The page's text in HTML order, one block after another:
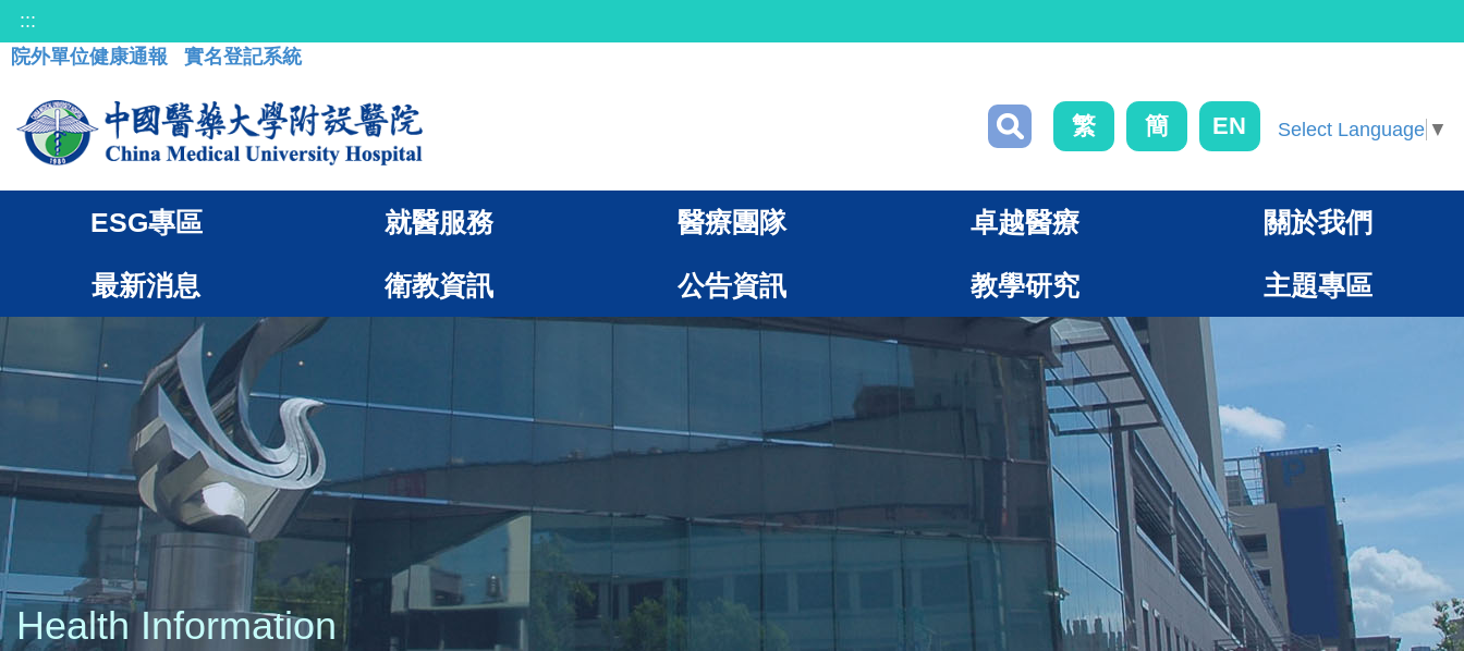
:::
院外單位健康通報
實名登記系統
繁 簡 EN Select Language ▼
ESG專區 就醫服務 醫療團隊 卓越醫療 關於我們
最新消息 衛教資訊 公告資訊 教學研究 主題專區
Health Information